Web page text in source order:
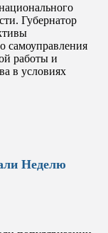
Губернатор
самоуправления
работы и
в условиях
Неделю